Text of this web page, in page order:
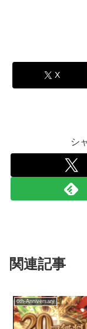
X
シ
関連記事
6th-Anniversary